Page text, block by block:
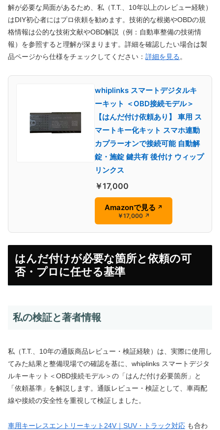
解が必要な局面があるため、私（T.T.、10年以上のレビュー経験）
はDIY初心者にはプロ依頼を勧めます。技術的な根拠やOBDの規
格情報は公的な技術文献やOBD解説（例：自動車整備の技術情
報）を参照すると理解が深まります。詳細を確認したい場合は製
品ページから仕様をチェックしてください： 詳細を見る。
whiplinks スマートデジタルキ
ーキット ＜OBD接続モデル＞
【はんだ付け依頼あり】 車用 ス
マートキー化キット スマホ連動
カプラーオンで接続可能 自動解
錠・施錠 鍵共有 後付け ウィップ
リンクス
￥17,000
Amazonで見る ↗
￥17,000 ↗
はんだ付けが必要な箇所と依頼の可
否・プロに任せる基準
私の検証と著者情報
私（T.T.、10年の通販商品レビュー・検証経験）は、実際に使用し
てみた結果と整備現場での確認を基に、whiplinks スマートデジタ
ルキーキット＜OBD接続モデル＞の「はんだ付け必要箇所」と
「依頼基準」を解説します。通販レビュー・検証として、車両配
線や接続の安全性を重視して検証しました。
車用キーレスエントリーキット24V｜SUV・トラック対応 も合わ